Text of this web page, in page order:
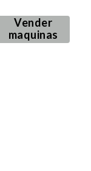
Vender
maquinas